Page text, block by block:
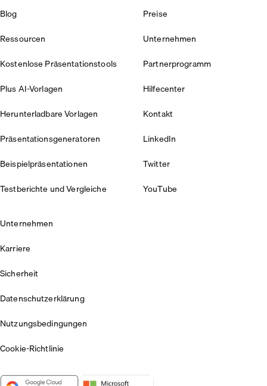
Blog
Ressourcen
Kostenlose Präsentationstools
Plus AI-Vorlagen
Herunterladbare Vorlagen
Präsentationsgeneratoren
Beispielpräsentationen
Testberichte und Vergleiche
Preise
Unternehmen
Partnerprogramm
Hilfecenter
Kontakt
LinkedIn
Twitter
YouTube
Unternehmen
Karriere
Sicherheit
Datenschutzerklärung
Nutzungsbedingungen
Cookie-Richtlinie